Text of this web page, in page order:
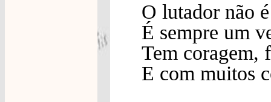
O lutador não
É sempre um
Tem coragem,
E com muitos